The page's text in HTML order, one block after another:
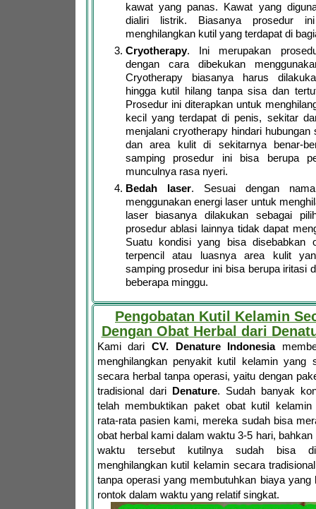
kawat yang panas. Kawat yang
dialiri listrik. Biasanya prosedur
menghilangkan kutil yang terdapat di
Cryotherapy. Ini merupakan
dengan cara dibekukan
Cryotherapy biasanya harus
hingga kutil hilang tanpa sisa dan
Prosedur ini diterapkan untuk
kecil yang terdapat di penis, sekitar
menjalani cryotherapy hindari hubungan
dan area kulit di sekitarnya benar-
samping prosedur ini bisa berupa
munculnya rasa nyeri.
Bedah laser. Sesuai dengan
menggunakan energi laser untuk
laser biasanya dilakukan sebagai
prosedur ablasi lainnya tidak dapat
Suatu kondisi yang bisa disebabkan
terpencil atau luasnya area kulit
samping prosedur ini bisa berupa iritasi
beberapa minggu.
Pengobatan Kutil Kelamin
Dengan Obat Herbal dari
Kami dari CV. Denature Indonesia
menghilangkan penyakit kutil kelamin yang
secara herbal tanpa operasi, yaitu dengan
tradisional dari Denature. Sudah banyak
telah membuktikan paket obat kutil kelamin
rata-rata pasien kami, mereka sudah bisa
obat herbal kami dalam waktu 3-5 hari,
waktu tersebut kutilnya sudah bisa
menghilangkan kutil kelamin secara
tanpa operasi yang membutuhkan biaya yang
rontok dalam waktu yang relatif singkat.